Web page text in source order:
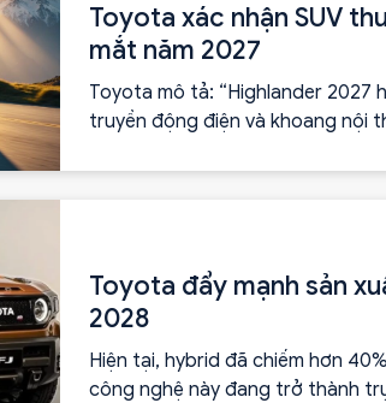
Toyota xác nhận SUV
mắt năm 2027
Toyota mô tả: “Highlander 2027
truyền động điện và khoang nội
Toyota đẩy mạnh sản
2028
Hiện tại, hybrid đã chiếm hơn
công nghệ này đang trở thành